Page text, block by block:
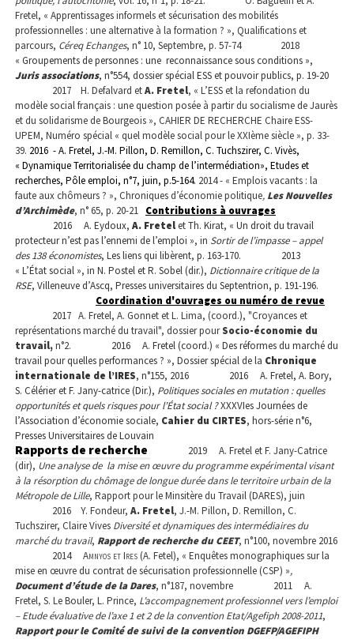
Fretel, « Apprentissages informels et sécurisation des mobilités
professionnelles : une alternative à la formation ? », Qualifications et
parcours, Céreq Echanges, n° 10, Septembre, p. 57-74
2018
« Groupements de personnes : une reconnaissance sous conditions »,
Juris associations, n°554, dossier spécial ESS et pouvoir publics, p. 19-20
2017
H. Defalvard etA. Fretel, « L’ESS et la refondation du
modèle social français : une question posée à partir du socialisme de Jaurès
et du solidarisme de Bourgeois », CAHIER DE RECHERCHE Chaire ESS-
UPEM, Numéro spécial « quel modèle social pour le XXIème siècle », p. 33-
39. 2016 - A. Fretel, J.-M. Pillon, D. Remillon, C. Tuchszirer, C. Vivès,
« Dynamique Territorialisée du champ de l’intermédiation», Etudes et
recherches, Pôle emploi, n°7, juin, p.5-164. 2014- « Emplois vacants : la
faute aux chômeurs ? », Chroniques d’économie politique, Les Nouvelles
d’Archimède, n° 65, p. 20-21 Contributions à ouvrages
2016
A. Eydoux, A. Fretelet Th. Kirat, « Un droit du travail
protecteur n’est pas l’ennemi de l’emploi », in Sortir de l’impasse – appel
des 138 économistes, Les liens qui libèrent, p. 163-170.
2013
« L’État social », in N. Postel et R. Sobel (dir.), Dictionnaire critique de la
RSE, Villeneuve d’Ascq, Presses universitaires du Septentrion, p. 191-196.
Coordination d'ouvrages ou numéro de revue
2017 A. Fretel, A. Gonnet et L. Lima, (coord.), "Croyances et
représentations marché du travail", dossier pourSocio-économie du
travail,n°2. 2016
A. Fretel (coord.) « Des réformes du marché du
travail pour quelles performances ? », Dossier spécial de la Chronique
internationale de l’IRES, n°155, 2016 2016
A. Fretel, A. Bory,
S. Célérier et F. Jany-catrice (Dir.), Politiques sociales en mutation : quelles
opportunités et quels risques pour l’État social ?XXXVIes Journées de
l’Association d’économie sociale, Cahier du CIRTES, hors-série n°6,
Presses Universitaires de Louvain
Rapports de recherche 2019
A. Fretel et F. Jany-Catrice
(dir), Une analyse de la mise en œuvre du programme expérimental visant
à la résorption du chômage de longue durée dans le territoire urbain de la
Métropole de Lille, Rapport pour le Minsitère du Travail (DARES), juin
2016
Y. Fondeur, A. Fretel, J.-M. Pillon, D. Remillon, C.
Tuchszirer, Claire Vives Diversité et dynamiques des intermédiaires du
marché du travail, Rapport de recherche du CEET, n°100, novembre 2016
2014
Amnyos et Ires (A. Fetel), « Enquêtes monographiques sur la
mise en œuvre du contrat de sécurisation professionnelle (CSP) »,
Document d’étude de la Dares, n°187, novembre 2011
A.
Fretel, S. Le Bouler, L. Prince, L’accompagnement professionnel vers l’emploi
– Etude évaluative de l’axe 1 et 2 de la convention Etat/Agefiph 2008-2011,
Rapport pour le Comité de suivi de la convention DGEFP/AGEFIPH